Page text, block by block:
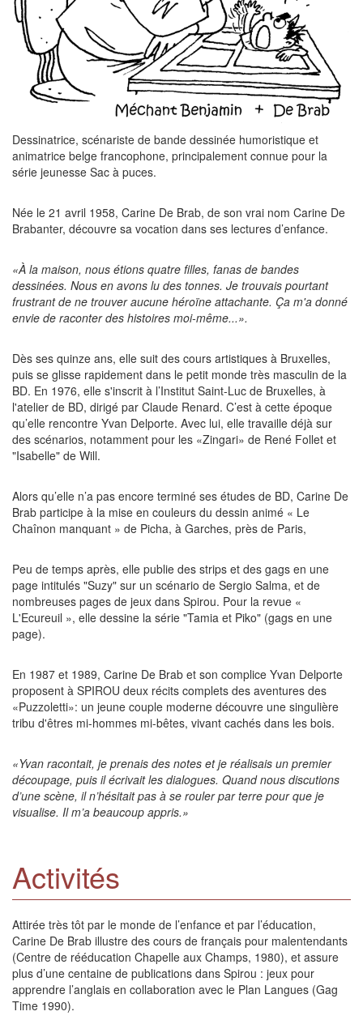
Dessinatrice, scénariste de bande dessinée humoristique et
animatrice belge francophone, principalement connue pour la
série jeunesse Sac à puces.
Née le 21 avril 1958, Carine De Brab, de son vrai nom Carine De
Brabanter, découvre sa vocation dans ses lectures d’enfance.
«À la maison, nous étions quatre filles, fanas de bandes
dessinées. Nous en avons lu des tonnes. Je trouvais pourtant
frustrant de ne trouver aucune héroïne attachante. Ça m'a donné
envie de raconter des histoires moi-même...».
Dès ses quinze ans, elle suit des cours artistiques à Bruxelles,
puis se glisse rapidement dans le petit monde très masculin de la
BD. En 1976, elle s'inscrit à l’Institut Saint-Luc de Bruxelles, à
l'atelier de BD, dirigé par Claude Renard. C’est à cette époque
qu’elle rencontre Yvan Delporte. Avec lui, elle travaille déjà sur
des scénarios, notamment pour les «Zingari» de René Follet et
"Isabelle" de Will.
Alors qu’elle n’a pas encore terminé ses études de BD, Carine De
Brab participe à la mise en couleurs du dessin animé « Le
Chaînon manquant » de Picha, à Garches, près de Paris,
Peu de temps après, elle publie des strips et des gags en une
page intitulés "Suzy" sur un scénario de Sergio Salma, et de
nombreuses pages de jeux dans Spirou. Pour la revue «
L'Ecureuil », elle dessine la série "Tamia et Piko" (gags en une
page).
En 1987 et 1989, Carine De Brab et son complice Yvan Delporte
proposent à SPIROU deux récits complets des aventures des
«Puzzoletti»: un jeune couple moderne découvre une singulière
tribu d'êtres mi-hommes mi-bêtes, vivant cachés dans les bois.
«Yvan racontait, je prenais des notes et je réalisais un premier
découpage, puis il écrivait les dialogues. Quand nous discutions
d’une scène, il n’hésitait pas à se rouler par terre pour que je
visualise. Il m’a beaucoup appris.»
Activités
Attirée très tôt par le monde de l’enfance et par l’éducation,
Carine De Brab illustre des cours de français pour malentendants
(Centre de rééducation Chapelle aux Champs, 1980), et assure
plus d’une centaine de publications dans Spirou : jeux pour
apprendre l’anglais en collaboration avec le Plan Langues (Gag
Time 1990).